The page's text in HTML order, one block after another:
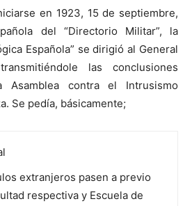
en 1923, 15 de septiembre,
del “Directorio Militar”, la
Española” se dirigió al General
las conclusiones
Asamblea contra el Intrusismo
Se pedía, básicamente;
extranjeros pasen a previo
respectiva y Escuela de